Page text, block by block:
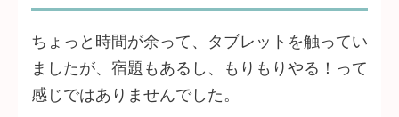
ちょっと時間が余って、タブレットを触ってい
ましたが、宿題もあるし、もりもりやる！って
感じではありませんでした。